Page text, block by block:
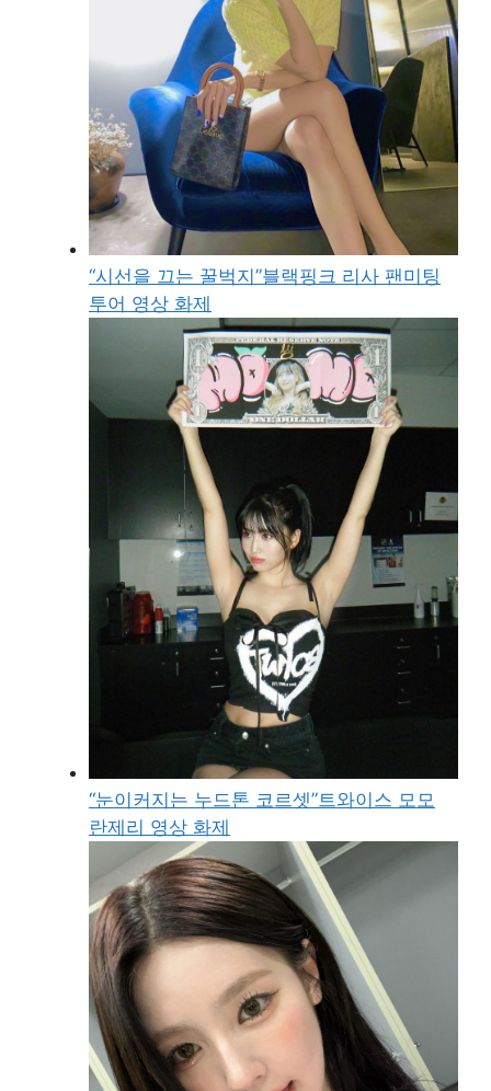
“시선을 끄는 꿀벅지”블랙핑크 리사 팬미팅
투어 영상 화제
“눈이커지는 누드톤 코르셋”트와이스 모모
란제리 영상 화제